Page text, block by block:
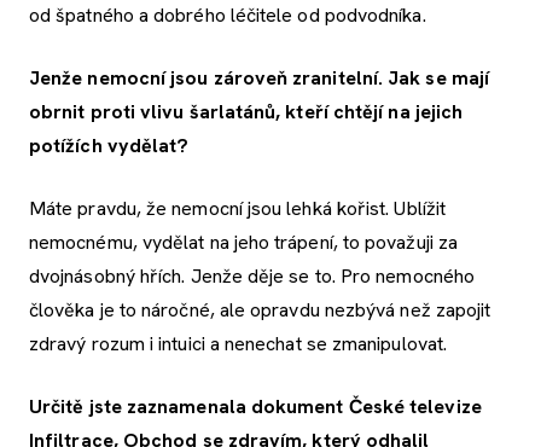
od špatného a dobrého léčitele od podvodníka.
Jenže nemocní jsou zároveň zranitelní. Jak se mají
obrnit proti vlivu šarlatánů, kteří chtějí na jejich
potížích vydělat?
Máte pravdu, že nemocní jsou lehká kořist. Ublížit
nemocnému, vydělat na jeho trápení, to považuji za
dvojnásobný hřích. Jenže děje se to. Pro nemocného
člověka je to náročné, ale opravdu nezbývá než zapojit
zdravý rozum i intuici a nenechat se zmanipulovat.
Určitě jste zaznamenala dokument České televize
Infiltrace, Obchod se zdravím, který odhalil